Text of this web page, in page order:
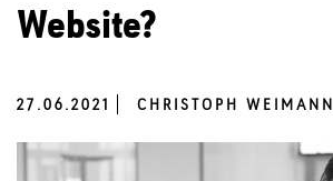
Website?
27.06.2021 CHRISTOPH WEIMANN